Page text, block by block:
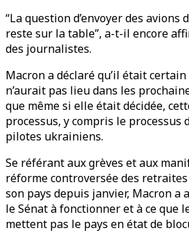
“La question d’envoyer des avions
reste sur la table”, a-t-il encore
des journalistes.
Macron a déclaré qu’il était
n’aurait pas lieu dans les
que même si elle était décidée,
processus, y compris le processus
pilotes ukrainiens.
Se référant aux grèves et aux
réforme controversée des
son pays depuis janvier, Macron a
le Sénat à fonctionner et à ce que
mettent pas le pays en état de